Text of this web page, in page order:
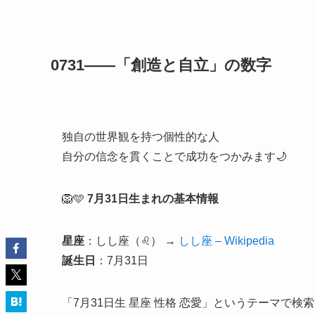
0731――「創造と自立」の数字
独自の世界観を持つ個性的な人
自分の信念を貫くことで成功をつかみます🌙
🦁🩵 7月31日生まれの基本情報
星座 ：しし座（♌） → しし座 – Wikipedia
誕生日
：7月31日
「7月31日生 星座 性格 恋愛」というテーマで検